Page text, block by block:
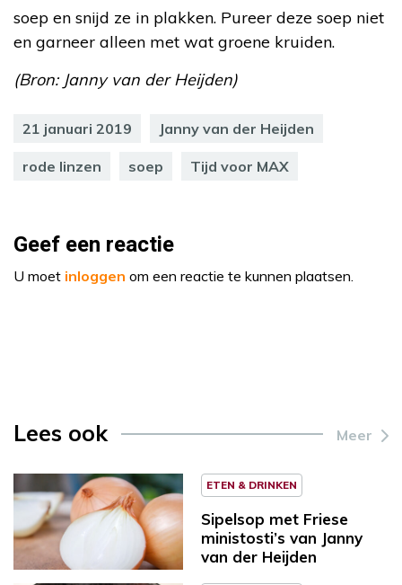
soep en snijd ze in plakken. Pureer deze soep niet
en garneer alleen met wat groene kruiden.
(Bron: Janny van der Heijden)
21 januari 2019 Janny van der Heijden
rode linzen soep Tijd voor MAX
Geef een reactie
U moet inloggen om een reactie te kunnen plaatsen.
Lees ook Meer
ETEN & DRINKEN
Sipelsop met Friese
ministosti’s van Janny
van der Heijden